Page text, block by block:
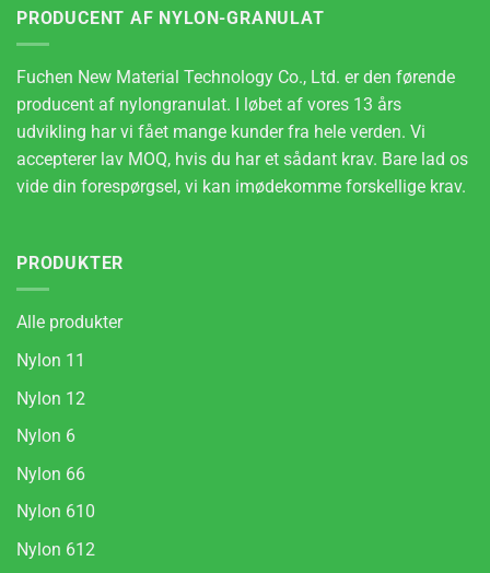
PRODUCENT AF NYLON-GRANULAT
Fuchen New Material Technology Co., Ltd. er den førende
producent af nylongranulat. I løbet af vores 13 års
udvikling har vi fået mange kunder fra hele verden. Vi
accepterer lav MOQ, hvis du har et sådant krav. Bare lad os
vide din forespørgsel, vi kan imødekomme forskellige krav.
PRODUKTER
Alle produkter
Nylon 11
Nylon 12
Nylon 6
Nylon 66
Nylon 610
Nylon 612